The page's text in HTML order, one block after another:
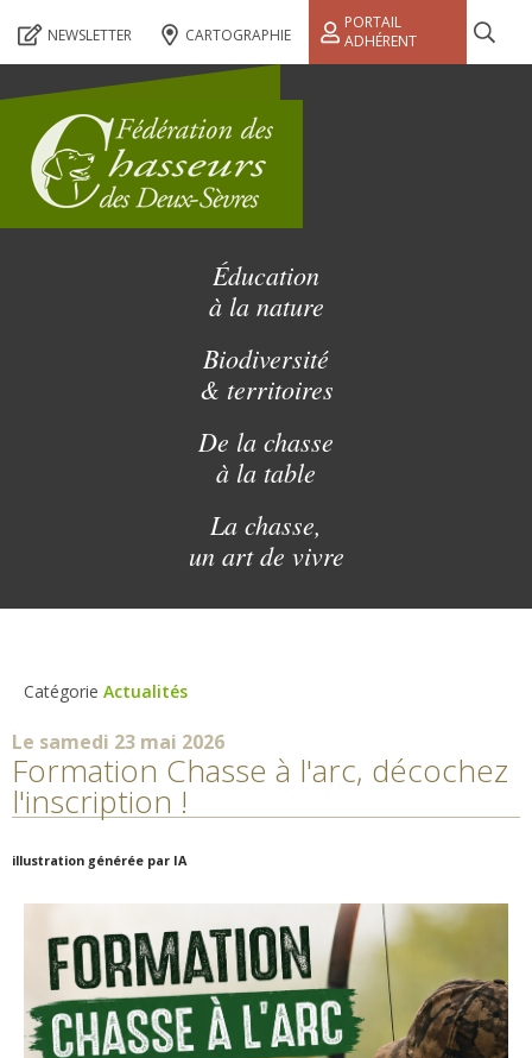
NEWSLETTER CARTOGRAPHIE
PORTAIL
ADHÉRENT
Éducation
à la nature
Biodiversité
& territoires
De la chasse
à la table
La chasse,
un art de vivre
Catégorie Actualités
Le samedi 23 mai 2026
Formation Chasse à l'arc, décochez
l'inscription !
illustration générée par IA